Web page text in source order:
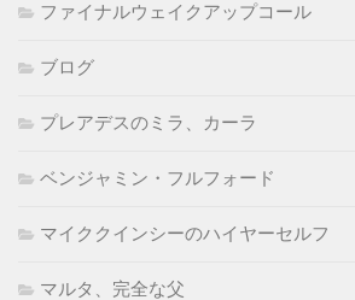
ファイナルウェイクアップコール
ブログ
プレアデスのミラ、カーラ
ベンジャミン・フルフォード
マイククインシーのハイヤーセルフ
マルタ、完全な父